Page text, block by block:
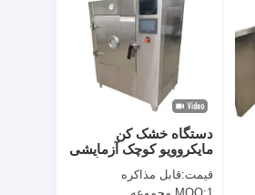
دستگاه خشک کن
مایکروویو کوچک آزمایشی
آبگیری خلاء
قیمت:قابل مذاکره